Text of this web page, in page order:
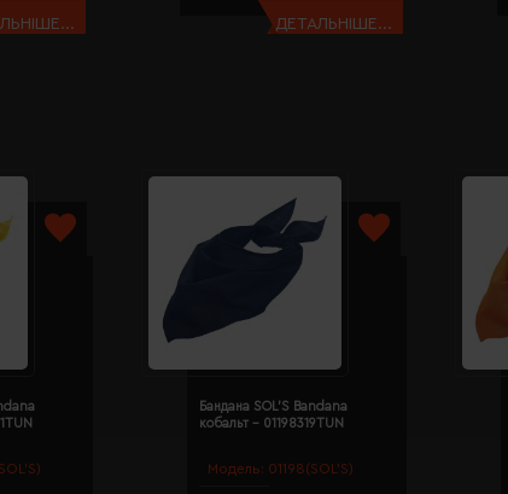
ДЕТАЛЬНІШЕ...
Модель: 01198(SOL’S)
Бандана SOL'S Bandana
кобальт - 01198319TUN